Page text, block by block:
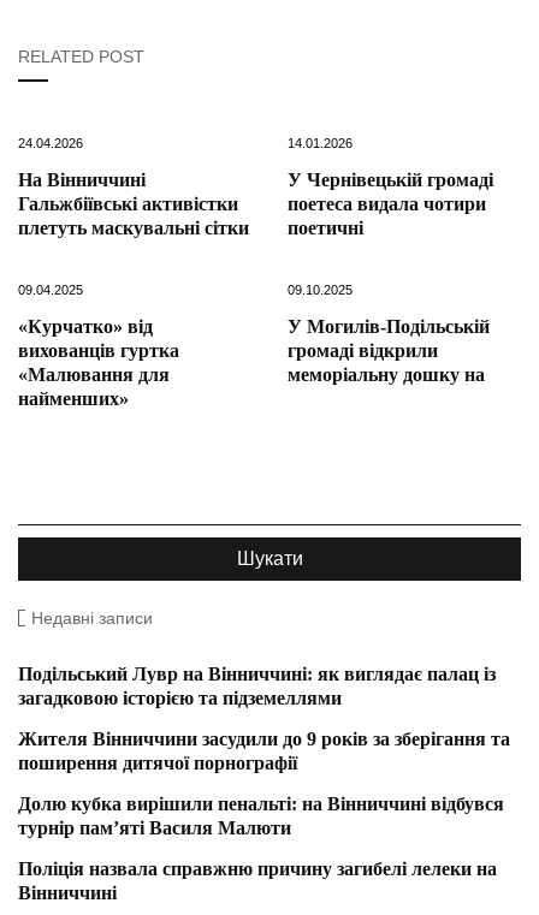
RELATED POST
24.04.2026
На Вінниччині
Гальжбіївські активістки
плетуть маскувальні сітки
14.01.2026
У Чернівецькій громаді
поетеса видала чотири
поетичні
09.04.2025
«Курчатко» від
вихованців гуртка
«Малювання для
найменших»
09.10.2025
У Могилів-Подільській
громаді відкрили
меморіальну дошку на
Недавні записи
Подільський Лувр на Вінниччині: як виглядає палац із
загадковою історією та підземеллями
Жителя Вінниччини засудили до 9 років за зберігання та
поширення дитячої порнографії
Долю кубка вирішили пенальті: на Вінниччині відбувся
турнір пам’яті Василя Малюти
Поліція назвала справжню причину загибелі лелеки на
Вінниччині